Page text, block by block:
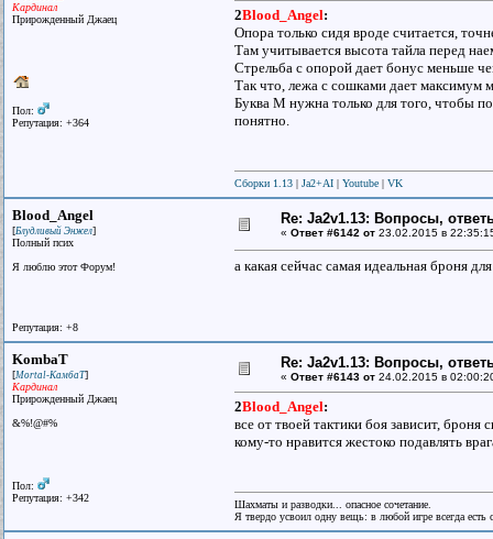
Кардинал
Прирожденный Джаец
Пол:
Репутация: +364
2Blood_Angel:
Опора только сидя вроде считается,
Там учитывается высота тайла перед
Стрельба с опорой дает бонус меньше
Так что, лежа с сошками дает максимум
Буква М нужна только для того, чтобы
понятно.
Сборки 1.13 | Ja2+AI | Youtube | VK
Blood_Angel
[Блудливый Энжел]
Полный псих
Я люблю этот Форум!
Репутация: +8
Re: Ja2v1.13: Вопросы,
« Ответ #6142 от 23.02.2015 в
а какая сейчас самая идеальная броня
KombaT
[Mortal-КамбаТ]
Кардинал
Прирожденный Джаец
&%!@#%
Пол:
Репутация: +342
Re: Ja2v1.13: Вопросы,
« Ответ #6143 от 24.02.2015 в
2Blood_Angel:
все от твоей тактики боя зависит,
кому-то нравится жестоко подавлять
Шахматы и разводки... опасное сочетание.
Я твердо усвоил одну вещь: в любой игре всегда есть